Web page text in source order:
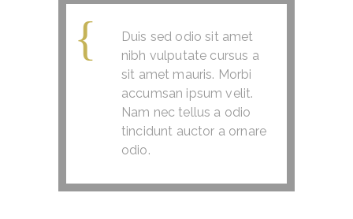
Duis sed odio sit amet
nibh vulputate cursus a
sit amet mauris. Morbi
accumsan ipsum velit.
Nam nec tellus a odio
tincidunt auctor a ornare
odio.